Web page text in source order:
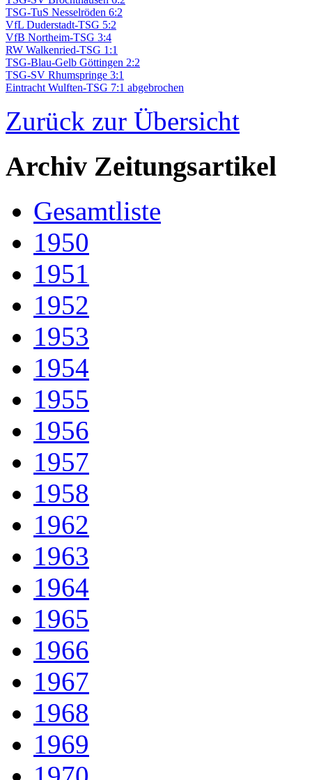
TSG-TuS Nesselröden 6:2
VfL Duderstadt-TSG 5:2
VfB Northeim-TSG 3:4
RW Walkenried-TSG 1:1
TSG-Blau-Gelb Göttingen 2:2
TSG-SV Rhumspringe 3:1
Eintracht Wulften-TSG 7:1 abgebrochen
Zurück zur Übersicht
Archiv Zeitungsartikel
Gesamtliste
1950
1951
1952
1953
1954
1955
1956
1957
1958
1962
1963
1964
1965
1966
1967
1968
1969